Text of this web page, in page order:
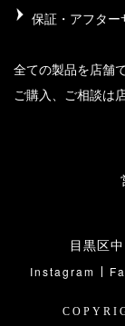
保証・アフター
全ての製品を店舗
ご購入、ご相談は
目黒区
Instagram